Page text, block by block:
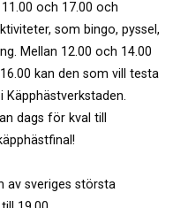
och 17.00 och
som bingo, pyssel,
Mellan 12.00 och 14.00
kan den som vill testa
Käpphästverkstaden.
dags för kval till
av sveriges största